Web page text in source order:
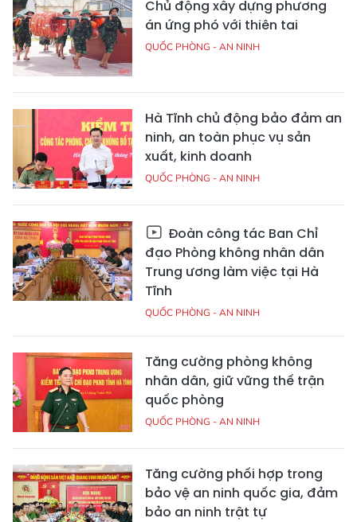
Chủ động xây dựng phương
án ứng phó với thiên tai
QUỐC PHÒNG - AN NINH
Hà Tĩnh chủ động bảo đảm an
ninh, an toàn phục vụ sản
xuất, kinh doanh
QUỐC PHÒNG - AN NINH
Đoàn công tác Ban Chỉ
đạo Phòng không nhân dân
Trung ương làm việc tại Hà
Tĩnh
QUỐC PHÒNG - AN NINH
Tăng cường phòng không
nhân dân, giữ vững thế trận
quốc phòng
QUỐC PHÒNG - AN NINH
Tăng cường phối hợp trong
bảo vệ an ninh quốc gia, đảm
bảo an ninh trật tự